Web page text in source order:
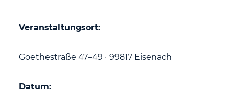
Veranstaltungsort:
Goethestraße 47–49 ∙ 99817 Eisenach
Datum: